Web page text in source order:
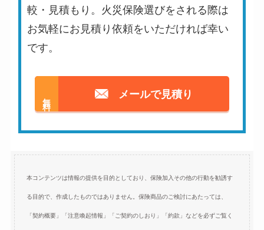
較・見積もり。火災保険選びをされる際は
お気軽にお見積り依頼をいただければ幸い
です。
メールで見積り
本コンテンツは情報の提供を目的としており、保険加入その他の行動を勧誘す
る目的で、作成したものではありません。保険商品のご検討にあたっては、
「契約概要」「注意喚起情報」「ご契約のしおり」「約款」などを必ずご覧く